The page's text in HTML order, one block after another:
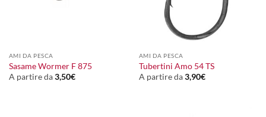
AMI DA PESCA
Sasame Wormer F 875
A partire da3,50€
AMI DA PESCA
Tubertini Amo 54 TS
A partire da3,90€